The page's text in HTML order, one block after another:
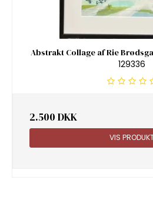
Abstrakt Collage af Rie
129336
2.500 DKK
VIS